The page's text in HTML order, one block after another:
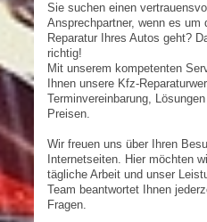
Sie suchen einen
Ansprechpartner, wenn es um
Reparatur Ihres Autos geht?
richtig!
Mit unserem kompetenten
Ihnen unsere Kfz-
Terminvereinbarung,
Preisen.
Wir freuen uns über Ihren
Internetseiten. Hier möchten
tägliche Arbeit und unser
Team beantwortet Ihnen
Fragen.